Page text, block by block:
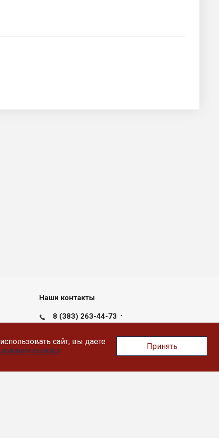
сайт, вы даете
cookies Принять
Наши контакты
8 (383) 263-44-73
Новосибирск, Вокзальная
магистраль д.15, офис 105 а